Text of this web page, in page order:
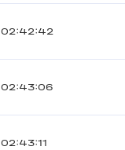
02:42:42
02:43:06
02:43:11